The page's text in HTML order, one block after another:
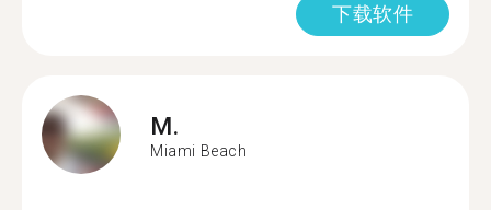
下载软件
M.
Miami Beach